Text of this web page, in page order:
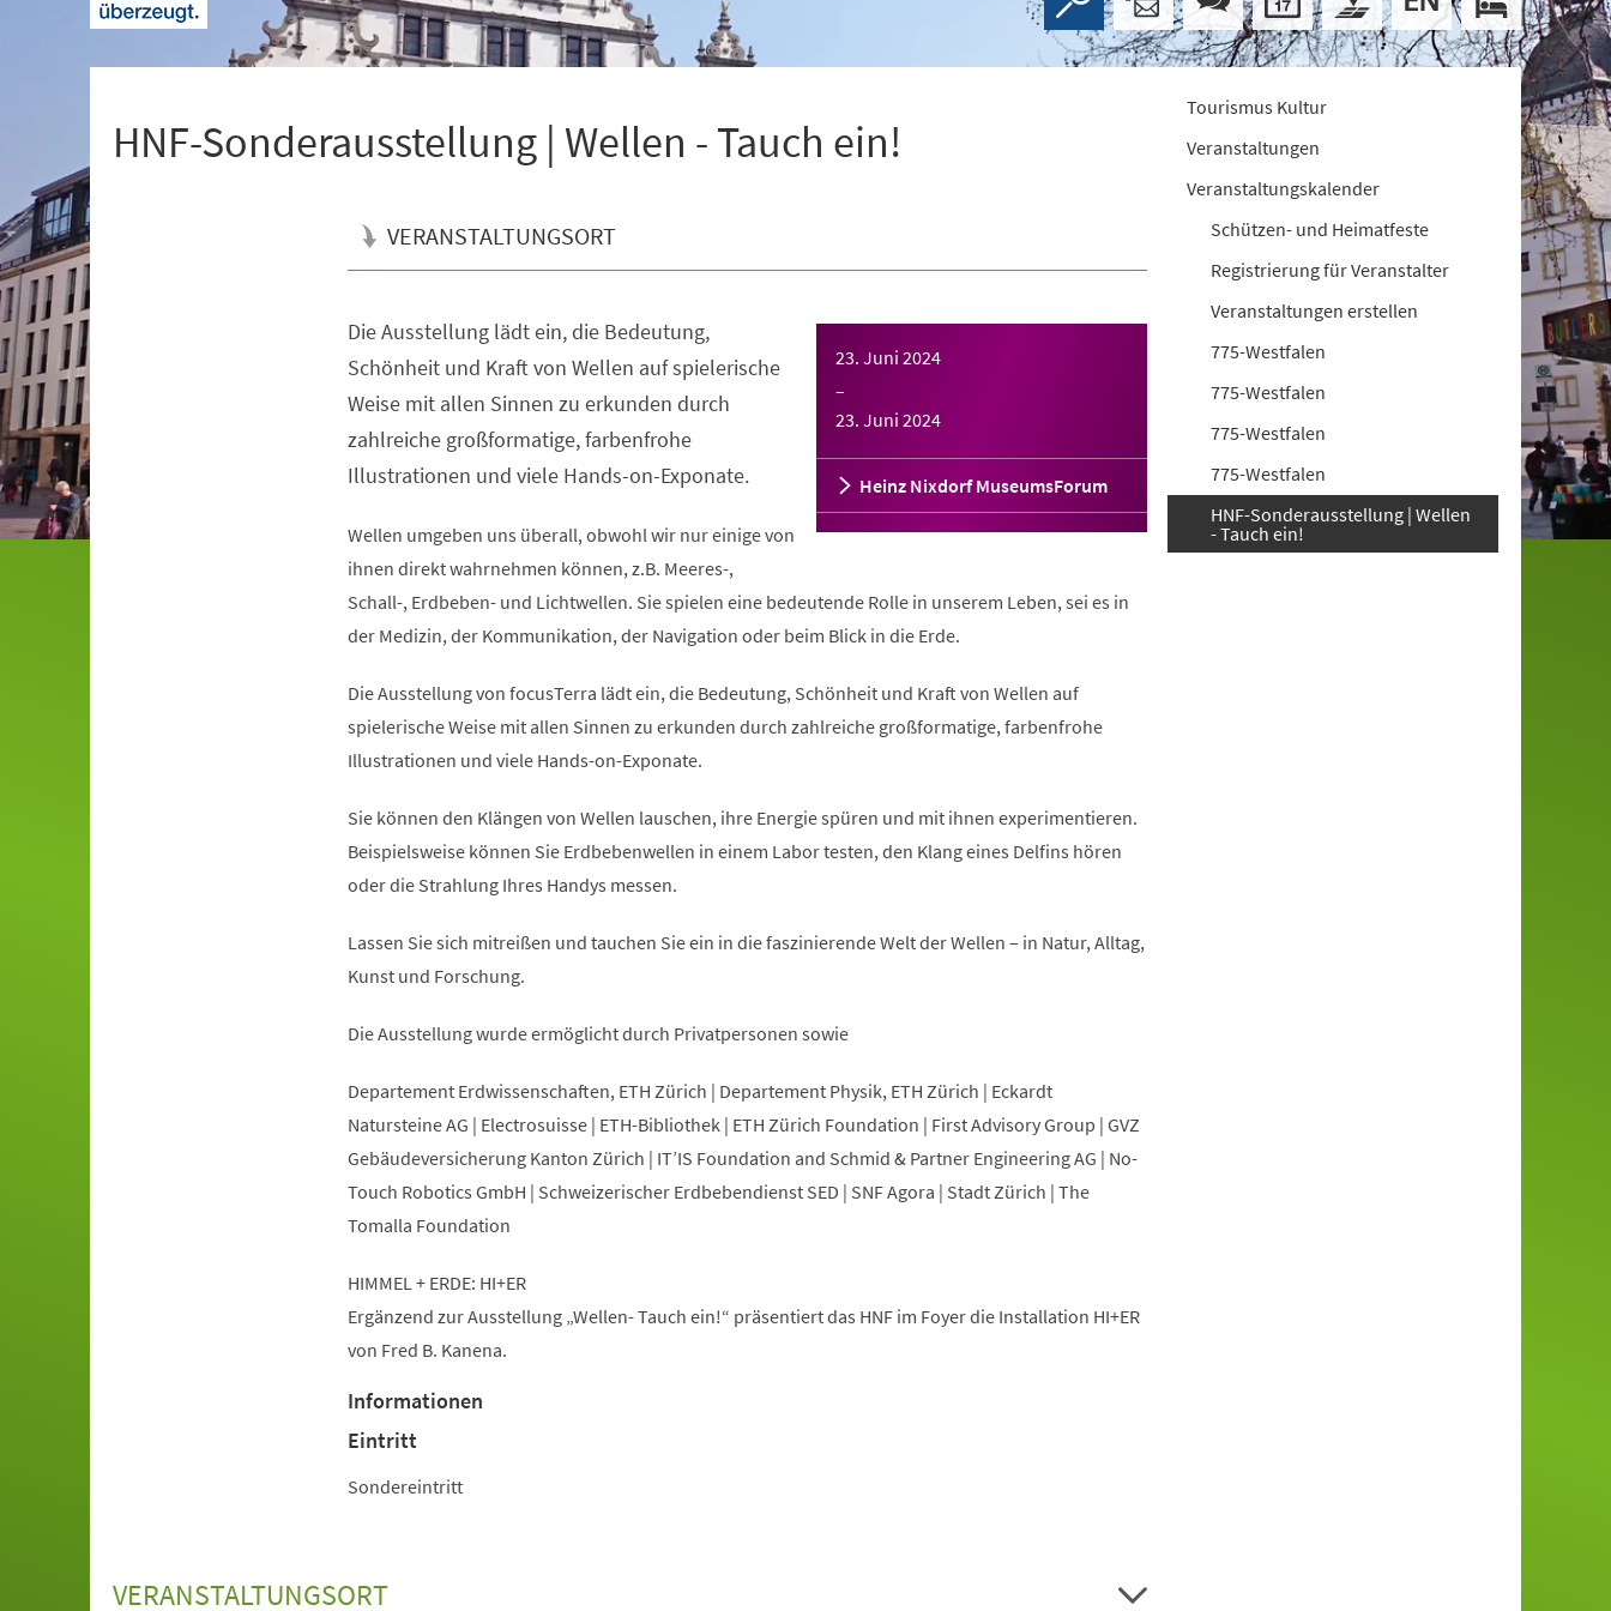
HNF-Sonderausstellung | Wellen - Tauch ein!
VERANSTALTUNGSORT
23. Juni 2024
–
23. Juni 2024
Heinz Nixdorf MuseumsForum
Die Ausstellung lädt ein, die Bedeutung,
Schönheit und Kraft von Wellen auf spielerische
Weise mit allen Sinnen zu erkunden durch
zahlreiche großformatige, farbenfrohe
Illustrationen und viele Hands-on-Exponate.
Wellen umgeben uns überall, obwohl wir nur einige von
ihnen direkt wahrnehmen können, z.B. Meeres-,
Schall-, Erdbeben- und Lichtwellen. Sie spielen eine bedeutende Rolle in unserem Leben, sei es in
der Medizin, der Kommunikation, der Navigation oder beim Blick in die Erde.
Die Ausstellung von focusTerra lädt ein, die Bedeutung, Schönheit und Kraft von Wellen auf
spielerische Weise mit allen Sinnen zu erkunden durch zahlreiche großformatige, farbenfrohe
Illustrationen und viele Hands-on-Exponate.
Sie können den Klängen von Wellen lauschen, ihre Energie spüren und mit ihnen experimentieren.
Beispielsweise können Sie Erdbebenwellen in einem Labor testen, den Klang eines Delfins hören
oder die Strahlung Ihres Handys messen.
Lassen Sie sich mitreißen und tauchen Sie ein in die faszinierende Welt der Wellen – in Natur, Alltag,
Kunst und Forschung.
Die Ausstellung wurde ermöglicht durch Privatpersonen sowie
Departement Erdwissenschaften, ETH Zürich | Departement Physik, ETH Zürich | Eckardt
Natursteine AG | Electrosuisse | ETH-Bibliothek | ETH Zürich Foundation | First Advisory Group | GVZ
Gebäudeversicherung Kanton Zürich | IT’IS Foundation and Schmid & Partner Engineering AG | No-
Touch Robotics GmbH | Schweizerischer Erdbebendienst SED | SNF Agora | Stadt Zürich | The
Tomalla Foundation
HIMMEL + ERDE: HI+ER
Ergänzend zur Ausstellung „Wellen- Tauch ein!“ präsentiert das HNF im Foyer die Installation HI+ER
von Fred B. Kanena.
Informationen
Eintritt
Sondereintritt
VERANSTALTUNGSORT
Tourismus Kultur
Veranstaltungen
Veranstaltungskalender
Schützen- und Heimatfeste
Registrierung für Veranstalter
Veranstaltungen erstellen
775-Westfalen
775-Westfalen
775-Westfalen
775-Westfalen
HNF-Sonderausstellung | Wellen
- Tauch ein!